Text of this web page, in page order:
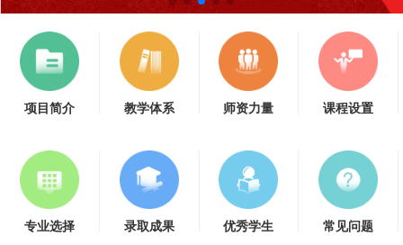
项目简介 教学体系 师资力量 课程设置
专业选择 录取成果 优秀学生 常见问题